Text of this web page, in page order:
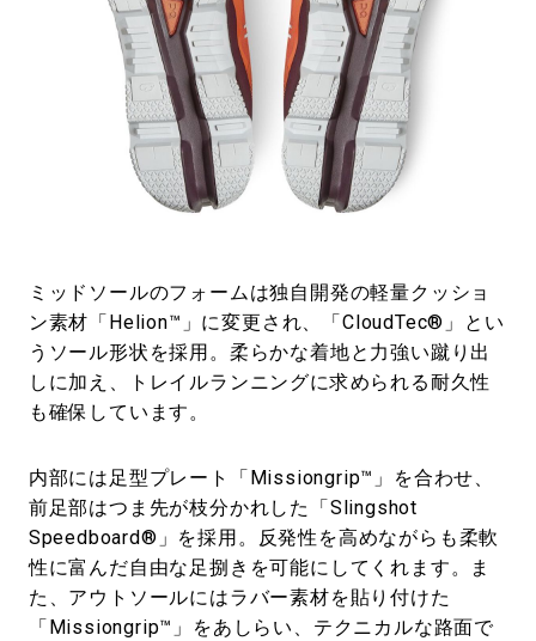
ミッドソールのフォームは独自開発の軽量クッショ
ン素材「Helion™」に変更され、「CloudTec®」とい
うソール形状を採用。柔らかな着地と力強い蹴り出
しに加え、トレイルランニングに求められる耐久性
も確保しています。
内部には足型プレート「Missiongrip™」を合わせ、
前足部はつま先が枝分かれした「Slingshot
Speedboard®」を採用。反発性を高めながらも柔軟
性に富んだ自由な足捌きを可能にしてくれます。ま
た、アウトソールにはラバー素材を貼り付けた
「Missiongrip™」をあしらい、テクニカルな路面で